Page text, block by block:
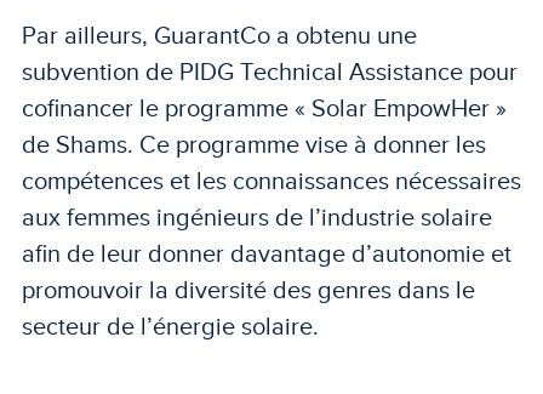
Par ailleurs, GuarantCo a obtenu une
subvention de PIDG Technical Assistance pour
cofinancer le programme « Solar EmpowHer »
de Shams. Ce programme vise à donner les
compétences et les connaissances nécessaires
aux femmes ingénieurs de l’industrie solaire
afin de leur donner davantage d’autonomie et
promouvoir la diversité des genres dans le
secteur de l’énergie solaire.